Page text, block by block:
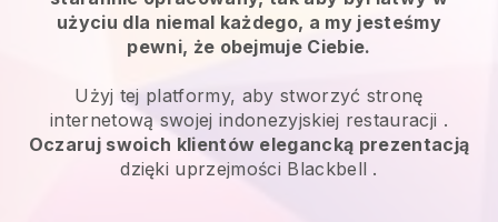
użyciu dla niemal każdego, a my jesteśmy
pewni, że obejmuje Ciebie.
Użyj tej platformy, aby stworzyć stronę
internetową swojej indonezyjskiej restauracji .
Oczaruj swoich klientów elegancką prezentacją
dzięki uprzejmości Blackbell .